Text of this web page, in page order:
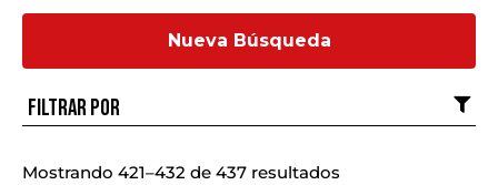
Nueva Búsqueda
Filtrar por
Mostrando 421–432 de 437 resultados